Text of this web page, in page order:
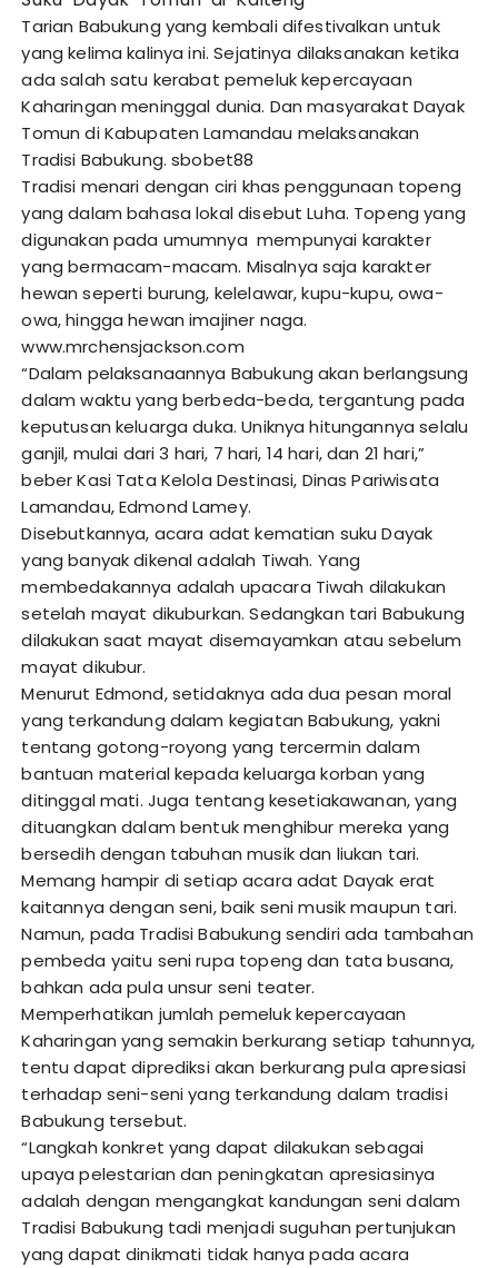
Tarian Babukung yang kembali difestivalkan untuk
yang kelima kalinya ini. Sejatinya dilaksanakan ketika
ada salah satu kerabat pemeluk kepercayaan
Kaharingan meninggal dunia. Dan masyarakat Dayak
Tomun di Kabupaten Lamandau melaksanakan
Tradisi Babukung.sbobet88
Tradisi menari dengan ciri khas penggunaan topeng
yang dalam bahasa lokal disebut Luha. Topeng yang
digunakan pada umumnya mempunyai karakter
yang bermacam-macam. Misalnya saja karakter
hewan seperti burung, kelelawar, kupu-kupu, owa-
owa, hingga hewan imajiner naga.
www.mrchensjackson.com
“Dalam pelaksanaannya Babukung akan berlangsung
dalam waktu yang berbeda-beda, tergantung pada
keputusan keluarga duka. Uniknya hitungannya selalu
ganjil, mulai dari 3 hari, 7 hari, 14 hari, dan 21 hari,”
beber Kasi Tata Kelola Destinasi, Dinas Pariwisata
Lamandau, Edmond Lamey.
Disebutkannya, acara adat kematian suku Dayak
yang banyak dikenal adalah Tiwah. Yang
membedakannya adalah upacara Tiwah dilakukan
setelah mayat dikuburkan. Sedangkan tari Babukung
dilakukan saat mayat disemayamkan atau sebelum
mayat dikubur.
Menurut Edmond, setidaknya ada dua pesan moral
yang terkandung dalam kegiatan Babukung, yakni
tentang gotong-royong yang tercermin dalam
bantuan material kepada keluarga korban yang
ditinggal mati. Juga tentang kesetiakawanan, yang
dituangkan dalam bentuk menghibur mereka yang
bersedih dengan tabuhan musik dan liukan tari.
Memang hampir di setiap acara adat Dayak erat
kaitannya dengan seni, baik seni musik maupun tari.
Namun, pada Tradisi Babukung sendiri ada tambahan
pembeda yaitu seni rupa topeng dan tata busana,
bahkan ada pula unsur seni teater.
Memperhatikan jumlah pemeluk kepercayaan
Kaharingan yang semakin berkurang setiap tahunnya,
tentu dapat diprediksi akan berkurang pula apresiasi
terhadap seni-seni yang terkandung dalam tradisi
Babukung tersebut.
“Langkah konkret yang dapat dilakukan sebagai
upaya pelestarian dan peningkatan apresiasinya
adalah dengan mengangkat kandungan seni dalam
Tradisi Babukung tadi menjadi suguhan pertunjukan
yang dapat dinikmati tidak hanya pada acara